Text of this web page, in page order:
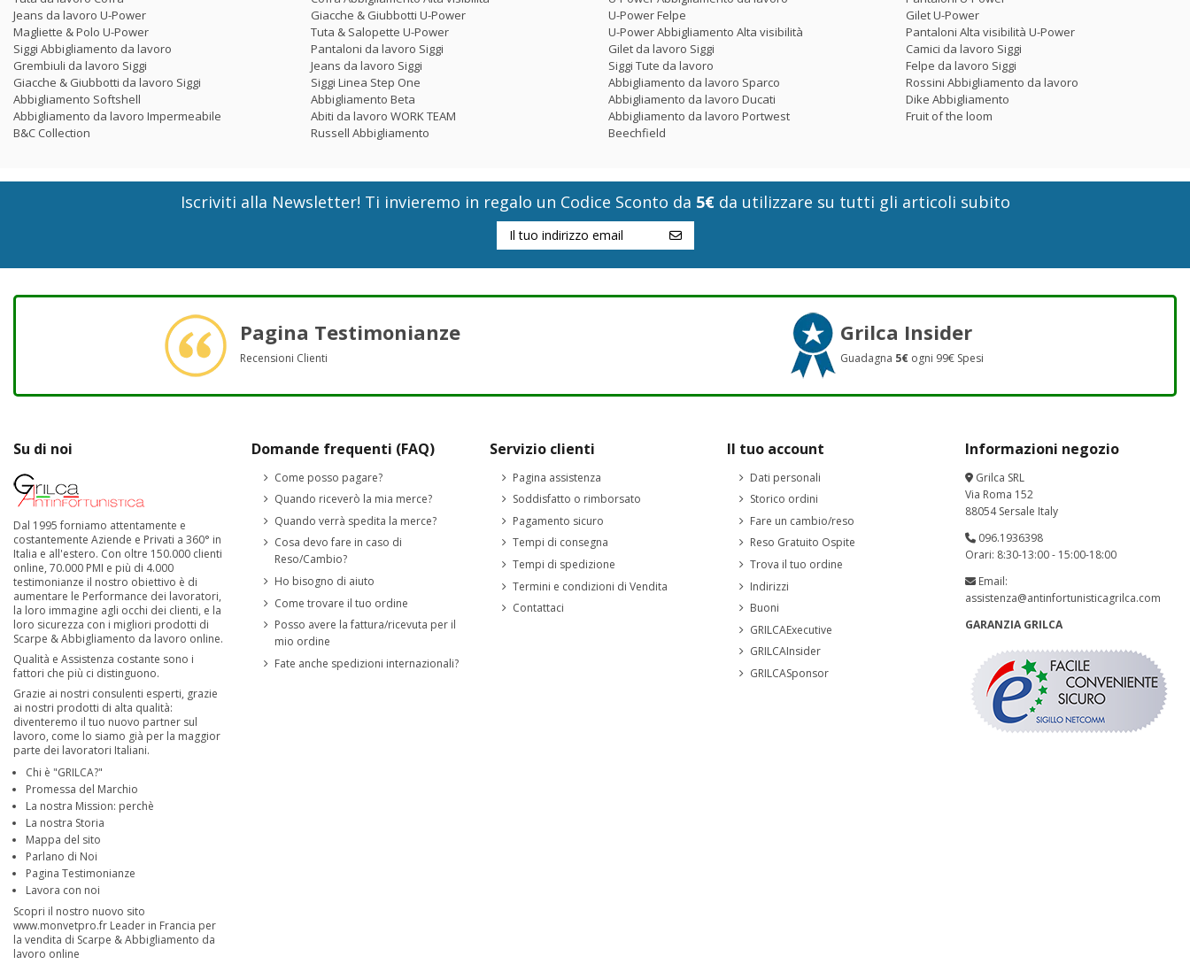
Jeans da lavoro U-Power
Giacche & Giubbotti U-Power U-Power Felpe
Gilet U-Power
Magliette & Polo U-Power
Tuta & Salopette U-Power U-Power Abbigliamento Alta visibilità
Pantaloni Alta visibilità U-Power
Siggi Abbigliamento da lavoro
Pantaloni da lavoro Siggi Gilet da lavoro Siggi
Camici da lavoro Siggi
Grembiuli da lavoro Siggi
Jeans da lavoro Siggi Siggi Tute da lavoro
Felpe da lavoro Siggi
Giacche & Giubbotti da lavoro Siggi
Siggi Linea Step One Abbigliamento da lavoro Sparco
Rossini Abbigliamento da lavoro
Abbigliamento Softshell
Abbigliamento Beta Abbigliamento da lavoro Ducati
Dike Abbigliamento
Abbigliamento da lavoro Impermeabile
Abiti da lavoro WORK TEAM Abbigliamento da lavoro Portwest
Fruit of the loom
B&C Collection
Russell Abbigliamento Beechfield
Iscriviti alla Newsletter! Ti invieremo in regalo un Codice Sconto da 5€da utilizzare su tutti gli articoli subito
Pagina Testimonianze
Recensioni Clienti
Grilca Insider
Guadagna 5€ ogni 99€ Spesi
Su di noi
Dal 1995 forniamo attentamente e
costantemente Aziende e Privati a 360° in
Italia e all'estero. Con oltre 150.000 clienti
online, 70.000 PMI e più di 4.000
testimonianze il nostro obiettivo è di
aumentare le Performance dei lavoratori,
la loro immagine agli occhi dei clienti, e la
loro sicurezza con i migliori prodotti di
Scarpe & Abbigliamento da lavoro online.
Qualità e Assistenza costante sono i
fattori che più ci distinguono.
Grazie ai nostri consulenti esperti, grazie
ai nostri prodotti di alta qualità:
diventeremo il tuo nuovo partner sul
lavoro, come lo siamo già per la maggior
parte dei lavoratori Italiani.
Chi è "GRILCA?"
Promessa del Marchio
La nostra Mission: perchè
La nostra Storia
Mappa del sito
Parlano di Noi
Pagina Testimonianze
Lavora con noi
Scopri il nostro nuovo sito
www.monvetpro.fr Leader in Francia per
la vendita di Scarpe & Abbigliamento da
lavoro online
Domande frequenti (FAQ)
Come posso pagare?
Quando riceverò la mia merce?
Quando verrà spedita la merce?
Cosa devo fare in caso di
Reso/Cambio?
Ho bisogno di aiuto
Come trovare il tuo ordine
Posso avere la fattura/ricevuta per il
mio ordine
Fate anche spedizioni internazionali?
Servizio clienti
Pagina assistenza
Soddisfatto o rimborsato
Pagamento sicuro
Tempi di consegna
Tempi di spedizione
Termini e condizioni di Vendita
Contattaci
Il tuo account
Dati personali
Storico ordini
Fare un cambio/reso
Reso Gratuito Ospite
Trova il tuo ordine
Indirizzi
Buoni
GRILCAExecutive
GRILCAInsider
GRILCASponsor
Informazioni negozio
Grilca SRL
Via Roma 152
88054 Sersale Italy
096.1936398
Orari: 8:30-13:00 - 15:00-18:00
Email:
assistenza@antinfortunisticagrilca.com
GARANZIA GRILCA